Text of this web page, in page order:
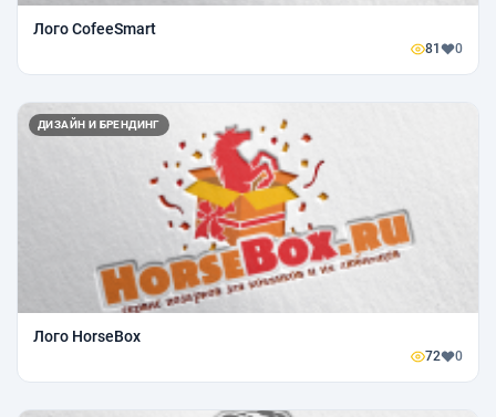
Лого CofeeSmart
81 0
ДИЗАЙН И БРЕНДИНГ
Лого HorseBox
72 0